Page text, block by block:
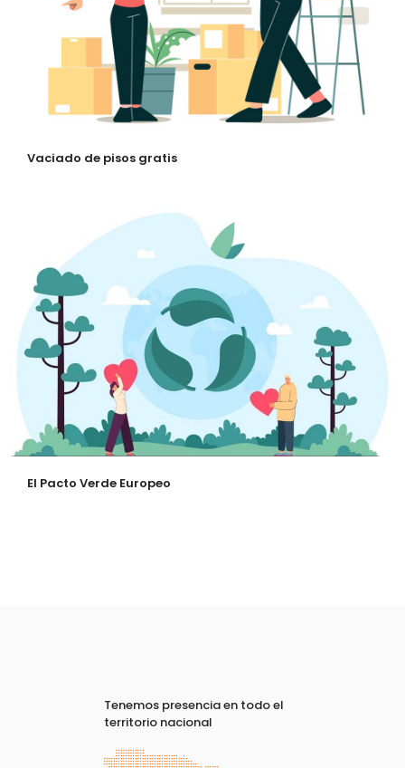
Vaciado de pisos gratis
El Pacto Verde Europeo
Tenemos presencia en todo el
territorio nacional